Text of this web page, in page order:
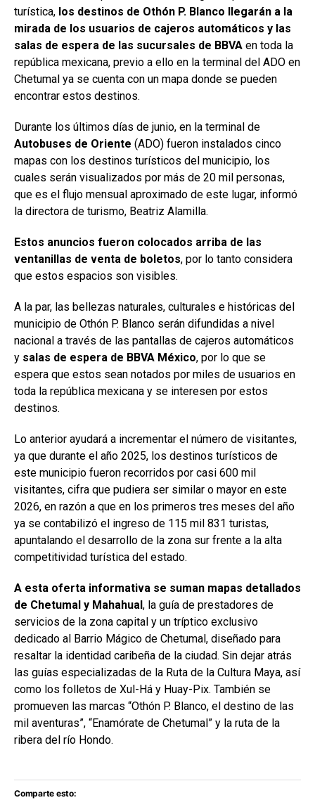
turística, los destinos de Othón P. Blanco llegarán a la
mirada de los usuarios de cajeros automáticos y las
salas de espera de las sucursales de BBVA en toda la
república mexicana, previo a ello en la terminal del ADO en
Chetumal ya se cuenta con un mapa donde se pueden
encontrar estos destinos.
Durante los últimos días de junio, en la terminal de
Autobuses de Oriente (ADO) fueron instalados cinco
mapas con los destinos turísticos del municipio, los
cuales serán visualizados por más de 20 mil personas,
que es el flujo mensual aproximado de este lugar, informó
la directora de turismo, Beatriz Alamilla.
Estos anuncios fueron colocados arriba de las
ventanillas de venta de boletos, por lo tanto considera
que estos espacios son visibles.
A la par, las bellezas naturales, culturales e históricas del
municipio de Othón P. Blanco serán difundidas a nivel
nacional a través de las pantallas de cajeros automáticos
y salas de espera de BBVA México, por lo que se
espera que estos sean notados por miles de usuarios en
toda la república mexicana y se interesen por estos
destinos.
Lo anterior ayudará a incrementar el número de visitantes,
ya que durante el año 2025, los destinos turísticos de
este municipio fueron recorridos por casi 600 mil
visitantes, cifra que pudiera ser similar o mayor en este
2026, en razón a que en los primeros tres meses del año
ya se contabilizó el ingreso de 115 mil 831 turistas,
apuntalando el desarrollo de la zona sur frente a la alta
competitividad turística del estado.
A esta oferta informativa se suman mapas detallados
de Chetumal y Mahahual, la guía de prestadores de
servicios de la zona capital y un tríptico exclusivo
dedicado al Barrio Mágico de Chetumal, diseñado para
resaltar la identidad caribeña de la ciudad. Sin dejar atrás
las guías especializadas de la Ruta de la Cultura Maya, así
como los folletos de Xul-Há y Huay-Pix. También se
promueven las marcas “Othón P. Blanco, el destino de las
mil aventuras”, “Enamórate de Chetumal” y la ruta de la
ribera del río Hondo.
Comparte esto: